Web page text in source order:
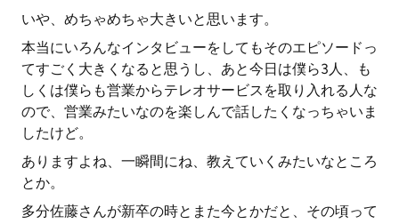
いや、めちゃめちゃ大きいと思います。
本当にいろんなインタビューをしてもそのエピソードっ
てすごく大きくなると思うし、あと今日は僕ら3人、も
しくは僕らも営業からテレオサービスを取り入れる人な
ので、営業みたいなのを楽しんで話したくなっちゃいま
したけど。
ありますよね、一瞬間にね、教えていくみたいなところ
とか。
多分佐藤さんが新卒の時とまた今とかだと、その頃って